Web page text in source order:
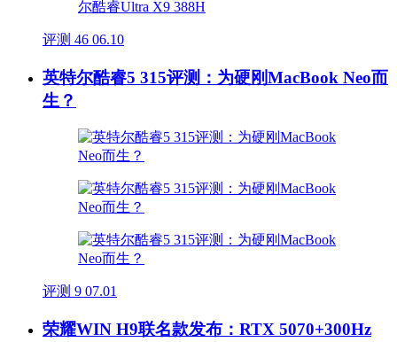
评测 46 06.10
英特尔酷睿5 315评测：为硬刚MacBook Neo而
生？
评测 9 07.01
荣耀WIN H9联名款发布：RTX 5070+300Hz